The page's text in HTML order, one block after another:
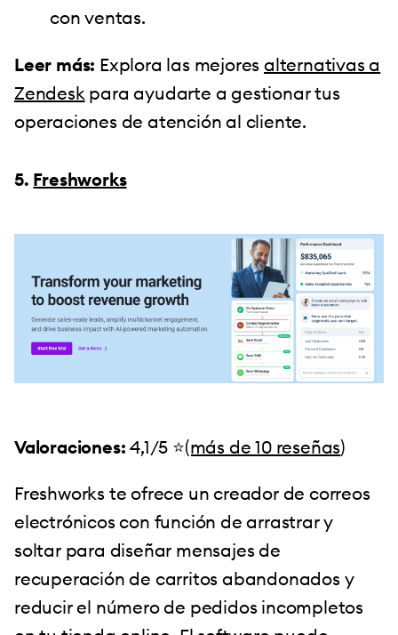
con ventas.
Leer más: Explora las mejoresalternativas a
Zendeskpara ayudarte a gestionar tus
operaciones de atención al cliente.
5. Freshworks
Valoraciones: 4,1/5 ⭐️(más de 10 reseñas)
Freshworks te ofrece un creador de correos
electrónicos con función de arrastrar y
soltar para diseñar mensajes de
recuperación de carritos abandonados y
reducir el número de pedidos incompletos